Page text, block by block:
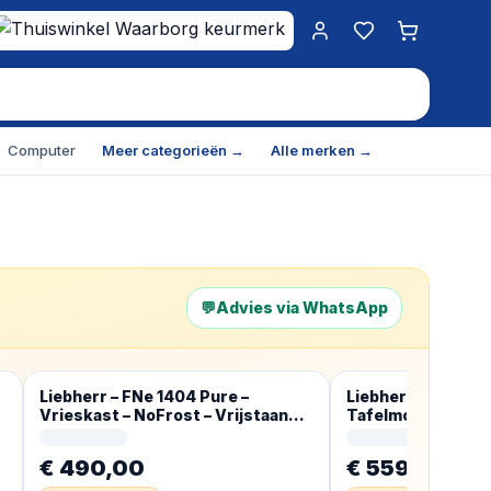
Mijn account
Favorieten
Computer Meer categorieën → Alle merken →
💬Advies via WhatsApp
Liebherr – FNe 1404 Pure –
Vrieskast – NoFrost – Vrijstaand
€ 490,00
Liebherr FNdi
Tafelmodel –
€ 559,00